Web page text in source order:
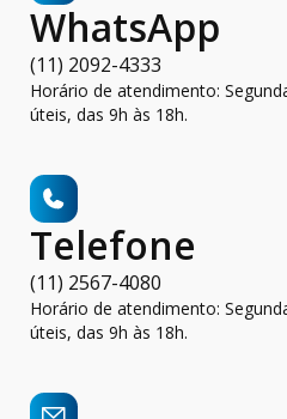
WhatsApp
(11) 2092-4333
Horário de atendimento:
úteis, das 9h às 18h.
Telefone
(11) 2567-4080
Horário de atendimento:
úteis, das 9h às 18h.